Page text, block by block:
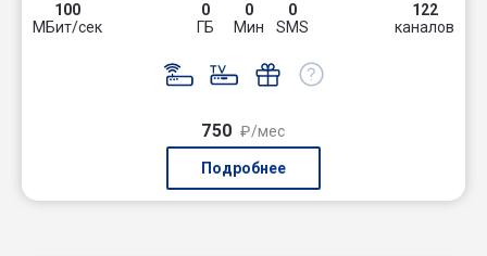
100
МБит/сек
0
ГБ
0
Мин
0
SMS
122
каналов
750 ₽/мес
Подробнее